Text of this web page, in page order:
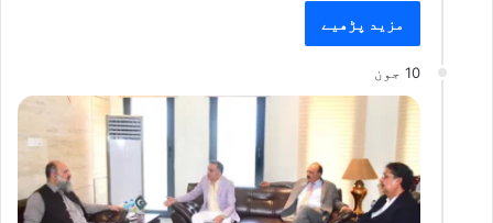
مزید پڑھیے
10 جون